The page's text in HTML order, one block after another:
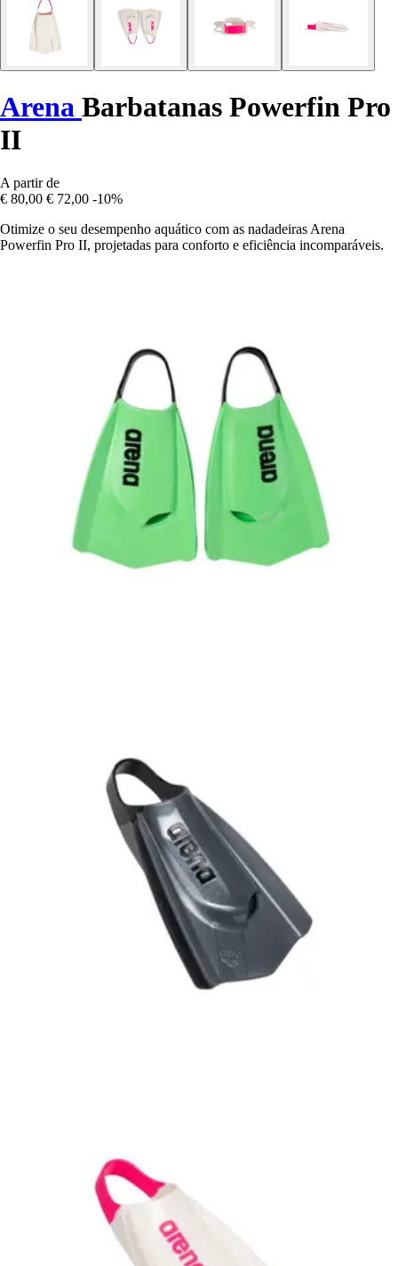
Arena Barbatanas Powerfin Pro
II
A partir de
€ 80,00 € 72,00 -10%
Otimize o seu desempenho aquático com as nadadeiras Arena
Powerfin Pro II, projetadas para conforto e eficiência incomparáveis.